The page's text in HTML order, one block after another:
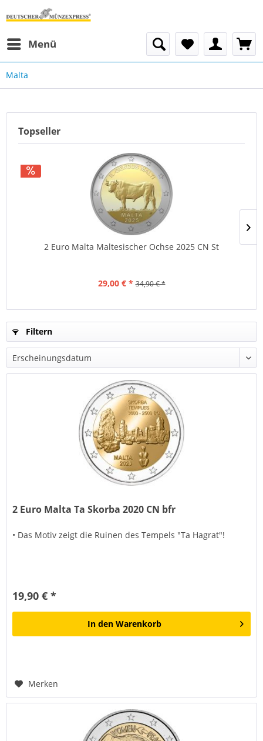
Menü
Malta
Topseller
2 Euro Malta Maltesischer Ochse 2025 CN St
29,00 € * 34,90 € *
Filtern
2 Euro Malta Ta Skorba 2020 CN bfr
• Das Motiv zeigt die Ruinen des Tempels "Ta Hagrat"!
19,90 € *
In den Warenkorb
Merken